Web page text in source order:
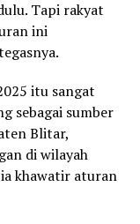
Tapi rakyat
ini
itu sangat
sebagai sumber
Blitar,
di wilayah
khawatir aturan